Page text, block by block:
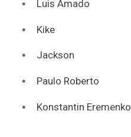
Luis Amado
Kike
Jackson
Paulo Roberto
Konstantin Eremenko